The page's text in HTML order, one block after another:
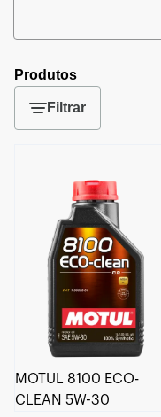
Produtos
Filtrar
MOTUL 8100 ECO-
CLEAN 5W-30